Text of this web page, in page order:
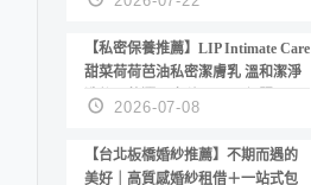
【私密保養推薦】LIP Intimate Care
甜菜荷荷芭油私密潔膚乳 溫和潔淨
洗後不乾澀 不起泡反而更舒服！
2026-07-08
【台北板橋婚紗推薦】不期而遇的
美好｜高質感婚紗租借＋一站式包